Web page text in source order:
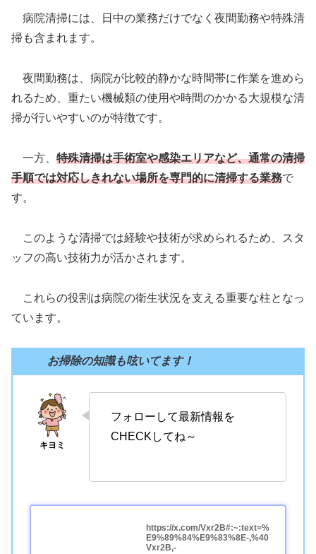
病院清掃には、日中の業務だけでなく夜間勤務や特殊清
掃も含まれます。
夜間勤務は、病院が比較的静かな時間帯に作業を進めら
れるため、重たい機械類の使用や時間のかかる大規模な清
掃が行いやすいのが特徴です。
一方、 特殊清掃は手術室や感染エリアなど、通常の清掃
手順では対応しきれない場所を専門的に清掃する業務で
す。
このような清掃では経験や技術が求められるため、スタ
ッフの高い技術力が活かされます。
これらの役割は病院の衛生状況を支える重要な柱となっ
ています。
お掃除の知識も呟いてます！
フォローして最新情報を
CHECKしてね～
https://x.com/Vxr2B#:~:text=%
E9%89%84%E9%83%8E-,%40
Vxr2B,-